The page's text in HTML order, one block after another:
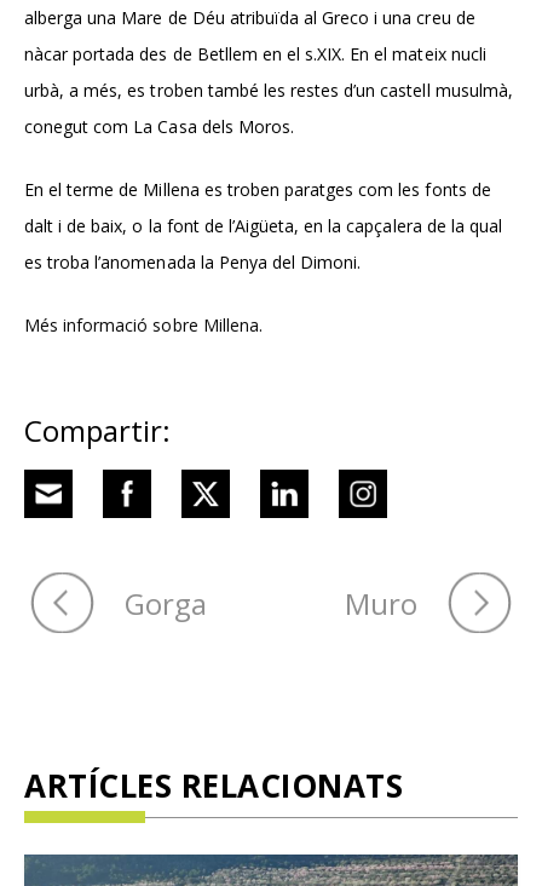
alberga una Mare de Déu atribuïda al Greco i una creu de
nàcar portada des de Betllem en el s.XIX. En el mateix nucli
urbà, a més, es troben també les restes d’un castell musulmà,
conegut com La Casa dels Moros.
En el terme de Millena es troben paratges com les fonts de
dalt i de baix, o la font de l’Aigüeta, en la capçalera de la qual
es troba l’anomenada la Penya del Dimoni.
Més informació sobre Millena.
Compartir:
Gorga Muro
ARTÍCLES RELACIONATS